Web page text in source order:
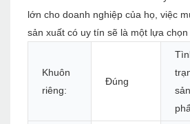
lớn cho doanh nghiệp của họ, việc
sản xuất có uy tín sẽ là một lựa chọn
Khuôn
riêng:
Đúng
sản